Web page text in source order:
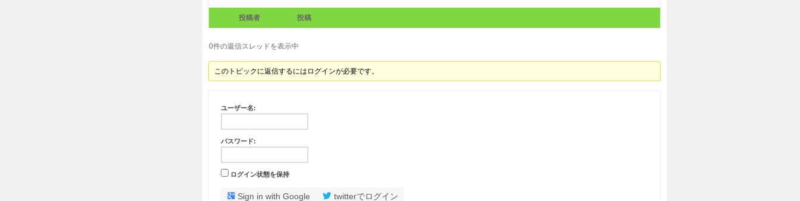
投稿者 投稿
0件の返信スレッドを表示中
このトピックに返信するにはログインが必要です。
ユーザー名:
パスワード:
ログイン状態を保持
Sign in with Google twitterでログイン